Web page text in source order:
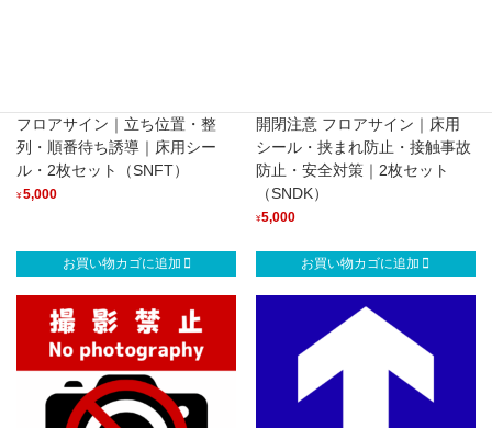
フロアサイン｜立ち位置・整
列・順番待ち誘導｜床用シー
ル・2枚セット（SNFT）
¥5,000
お買い物カゴに追加
開閉注意 フロアサイン｜床用
シール・挟まれ防止・接触事故
防止・安全対策｜2枚セット
（SNDK）
¥5,000
お買い物カゴに追加